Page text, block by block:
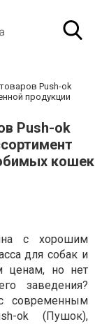
Push-ok
продукции
Push-ok
кошек
с хорошим
для собак и
ценам, но нет
заведения?
современным
ok (Пушок),